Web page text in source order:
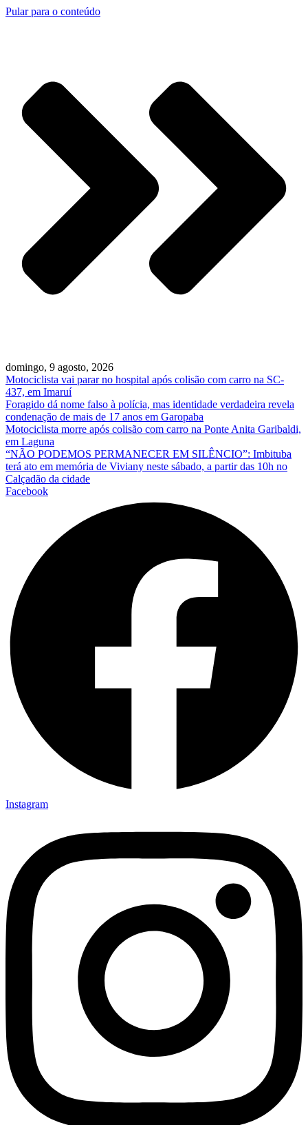
Pular para o conteúdo
domingo, 9 agosto, 2026
Motociclista vai parar no hospital após colisão com carro na SC-
437, em Imaruí
Foragido dá nome falso à polícia, mas identidade verdadeira revela
condenação de mais de 17 anos em Garopaba
Motociclista morre após colisão com carro na Ponte Anita Garibaldi,
em Laguna
“NÃO PODEMOS PERMANECER EM SILÊNCIO”: Imbituba
terá ato em memória de Viviany neste sábado, a partir das 10h no
Calçadão da cidade
Facebook
Instagram